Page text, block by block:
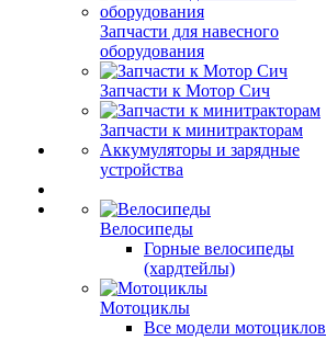
Запчасти для навесного
оборудования
Запчасти к Мотор Сич
Запчасти к минитракторам
Аккумуляторы и зарядные
устройства
Велосипеды
Горные велосипеды
(хардтейлы)
Мотоциклы
Все модели мотоциклов